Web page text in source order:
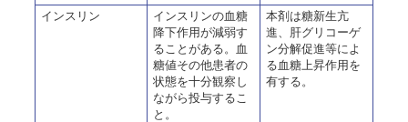
インスリン
インスリンの血糖
降下作用が減弱す
ることがある。血
糖値その他患者の
状態を十分観察し
ながら投与するこ
と。
本剤は糖新生亢
進、肝グリコーゲ
ン分解促進等によ
る血糖上昇作用を
有する。